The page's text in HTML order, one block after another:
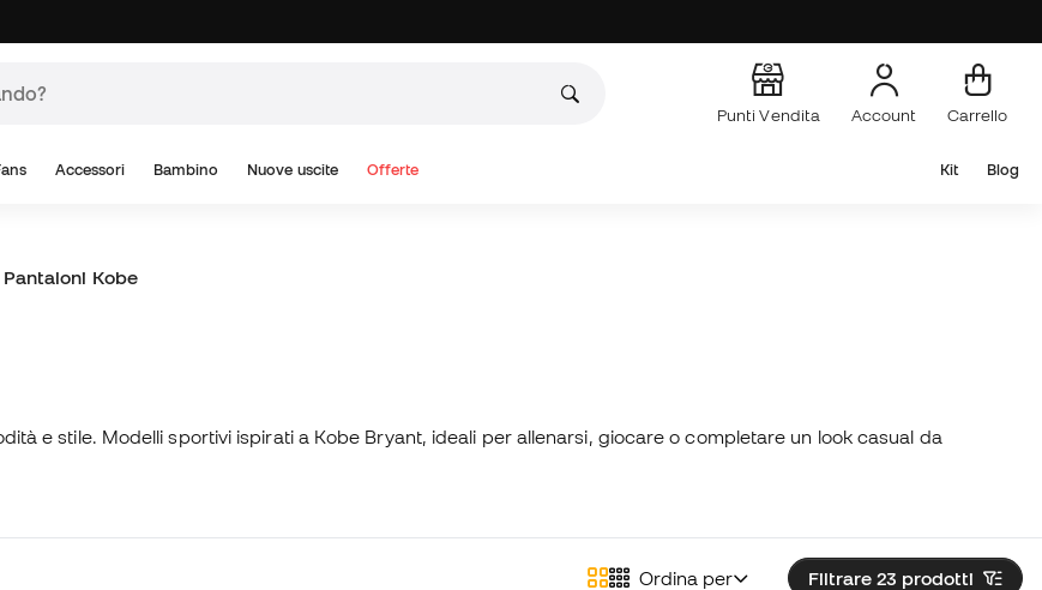
Punti Vendita Account Carrello
Accessori Bambino Nuove uscite Offerte Kit Blog
Pantaloni Kobe
e stile. Modelli sportivi ispirati a Kobe Bryant, ideali per allenarsi, giocare o completare un look casual da
Filtrare 23 prodotti
Ordina per